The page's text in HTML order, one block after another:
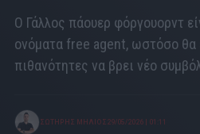
Ο Γάλλος πάουερ φόργουορντ
ονόματα free agent, ωστόσο θα
πιθανότητες να βρει νέο
ΣΩΤΗΡΗΣ ΜΗΛΙΟΣ 29/05/2026 01:11